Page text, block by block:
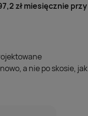
zł miesięcznie przy
a nie po skosie, jak